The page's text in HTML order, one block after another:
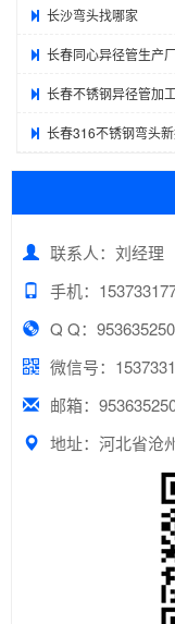
长沙弯头找哪家
长春同心异径管生产
长春不锈钢异径管加工
长春316不锈钢弯头
联系人：刘经理
手机：
Q Q：953635250
微信号：
邮箱：
地址：河北省沧